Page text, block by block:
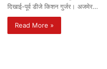
दिखाई-पूर्व डीजे किशन गुर्जर। अजमेर…
Read More »